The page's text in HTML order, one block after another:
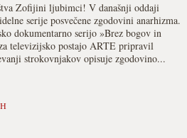
Zofijini ljubimci! V današnji oddaji
serije posvečene zgodovini anarhizma.
dokumentarno serijo »Brez bogov in
televizijsko postajo ARTE pripravil
strokovnjakov opisuje zgodovino...